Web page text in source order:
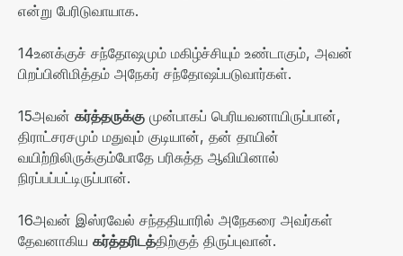
என்று பேரிடுவாயாக.
14உனக்குச் சந்தோஷமும் மகிழ்ச்சியும் உண்டாகும், அவன்
பிறப்பினிமித்தம் அநேகர் சந்தோஷப்படுவார்கள்.
15அவன் கர்த்தருக்கு முன்பாகப் பெரியவனாயிருப்பான்,
திராட்சரசமும் மதுவும் குடியான், தன் தாயின்
வயிற்றிலிருக்கும்போதே பரிசுத்த ஆவியினால்
நிரப்பப்பட்டிருப்பான்.
16அவன் இஸ்ரவேல் சந்ததியாரில் அநேகரை அவர்கள்
தேவனாகிய கர்த்தரிடத்திற்குத் திருப்புவான்.